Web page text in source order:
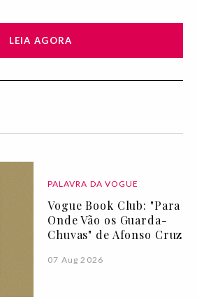
LEIA AGORA
PALAVRA DA VOGUE
Vogue Book Club: "Para
Onde Vão os Guarda-
Chuvas" de Afonso Cruz
07 Aug 2026